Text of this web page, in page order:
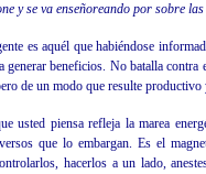
y se va enseñoreando por sobre
es aquél que habiéndose
generar beneficios. No batalla contra
de un modo que resulte
usted piensa refleja la marea
que lo embargan. Es el
hacerlos a un lado,